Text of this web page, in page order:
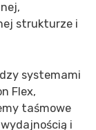
strukturze i
systemami
Flex,
taśmowe
i